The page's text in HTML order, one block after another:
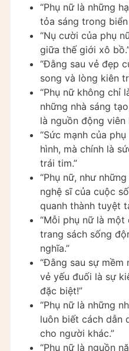
“Phụ nữ là những
tỏa sáng trong
“Nụ cười của phụ
giữa thế giới xô
“Đằng sau vẻ đẹp
song và lòng kiên
“Phụ nữ không chỉ
những nhà sáng
là nguồn động viên
“Sức mạnh của
hình, mà chính là
trái tim.”
“Phụ nữ, như
nghệ sĩ của cuộc
quanh thành tuyệt
“Mỗi phụ nữ là một
trang sách sống
nghĩa.”
“Đằng sau sự mềm
vẻ yếu đuối là sự
đặc biệt!”
“Phụ nữ là những
luôn biết cách dẫn
cho người khác.”
“Phụ nữ là nguồn